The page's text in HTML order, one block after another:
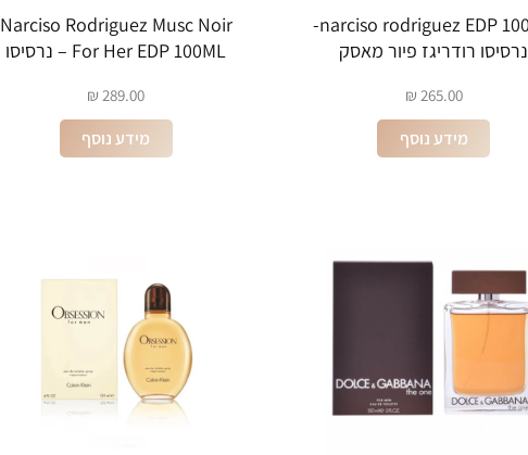
narciso rodriguez EDP 100ML-
נרסיסו רודריגז פיור מאסק
265.00
₪
מידע נוסף
Narciso Rodriguez Musc Noir
For Her EDP 100ML – נרסיסו
289.00
₪
מידע נוסף